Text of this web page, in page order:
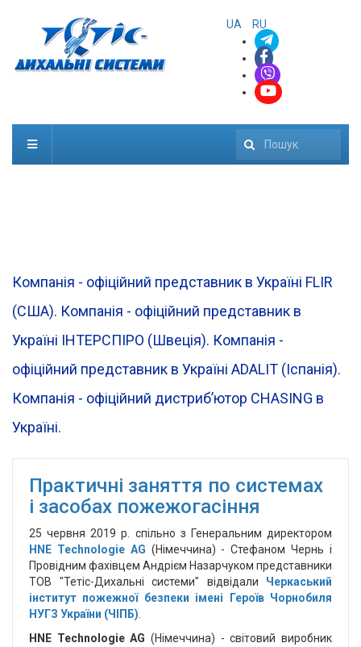
UA RU
Пошук
Компанія - офіційний представник в Україні FLIR
(CША). Компанія - офіційний представник в
Україні ІНТЕРСПІРО (Швеція). Компанія -
офіційний представник в Україні ADALIT (Іспанія).
Компанія - офіційний дистрибʼютор CHASING в
Україні.
Практичні заняття по системах
і засобах пожежогасіння
25 червня 2019 р. спільно з Генеральним директором
HNE Technologie AG (Німеччина) - Стефаном Чернь і
Провідним фахівцем Андрієм Назарчуком представники
ТОВ "Тетіс-Дихальні системи" відвідали Черкаський
інститут пожежної безпеки імені Героїв Чорнобиля
НУГЗ України (ЧІПБ)
HNE Technologie AG (Німеччина) - світовий виробник